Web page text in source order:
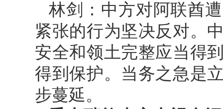
林剑：中方对阿联酋
紧张的行为坚决反对。
安全和领土完整应当得
得到保护。当务之急是
步蔓延。